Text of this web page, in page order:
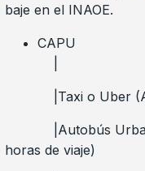
baje en el INAOE.
CAPU
|Taxi o Uber
|Autobús Urbano
horas de viaje)